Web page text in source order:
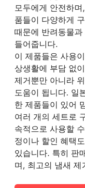
모두에게 안전하
품들이 다양하게
때문에 반려동물
들어줍니다.
이 제품들은 사용
상생활에 부담 없
제거뿐만 아니라
도움이 됩니다. 일
한 제품들이 있어
여러 개의 세트로
속적으로 사용할
정이나 할인 혜택
있습니다. 특히 판
며, 최고의 냄새 제